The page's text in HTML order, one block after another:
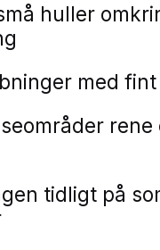
huller
med
tidligt på